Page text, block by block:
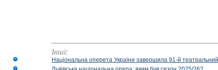
Інші:
Національна оперета України завершила 91-й